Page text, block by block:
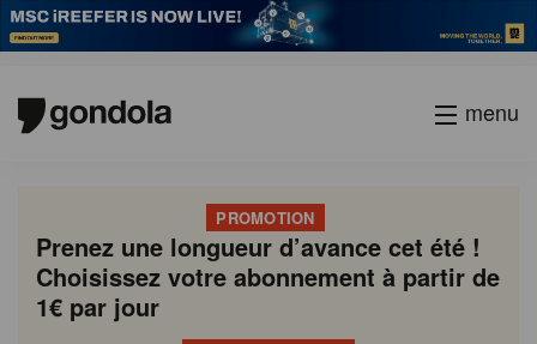
menu
PROMOTION
Prenez une longueur d’avance cet été !
Choisissez votre abonnement à partir de
1€ par jour